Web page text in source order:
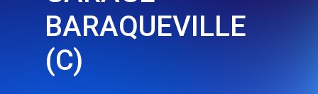
BARAQUEVILLE
(C)